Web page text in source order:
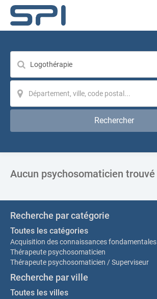
Rechercher
Aucun psychosomaticien trouvé
Recherche par catégorie
Toutes les catégories
Acquisition des connaissances fondamentales
Thérapeute psychosomaticien
Thérapeute psychosomaticien / Superviseur
Recherche par ville
Toutes les villes